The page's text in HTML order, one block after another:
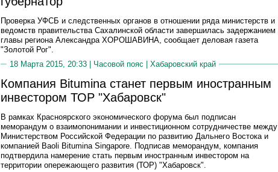
Проверка УФСБ и следственных органов в отношении ряда министерств и
ведомств правительства Сахалинской области завершилась задержанием
главы региона Александра ХОРОШАВИНА, сообщает деловая газета
"Золотой Рог".
18 Марта 2015, 20:33 | Часовой пояс Хабаровский край
Компания Bitumina станет первым иностранным
инвестором ТОР "Хабаровск"
В рамках Красноярского экономического форума был подписан
меморандум о взаимопонимании и инвестиционном сотрудничестве между
Министерством Российской Федерации по развитию Дальнего Востока и
компанией Baoli Bitumina Singapore. Подписав меморандум, компания
подтвердила намерение стать первым иностранным инвестором на
территории опережающего развития (ТОР) "Хабаровск".